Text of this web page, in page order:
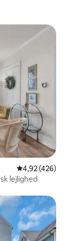
4,92 ud af 5 i
4,92 (426)
lejlighed